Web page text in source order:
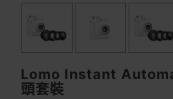
Lomo Instant
頭套裝